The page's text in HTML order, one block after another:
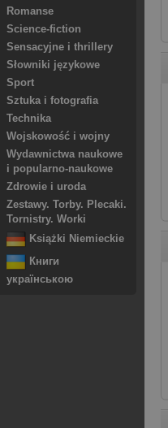
Romanse
Science-fiction
Sensacyjne i thrillery
Słowniki językowe
Sport
Sztuka i fotografia
Technika
Wojskowość i wojny
Wydawnictwa naukowe
i popularno-naukowe
Zdrowie i uroda
Zestawy. Torby. Plecaki.
Tornistry. Worki
Książki Niemieckie
Книги
українською